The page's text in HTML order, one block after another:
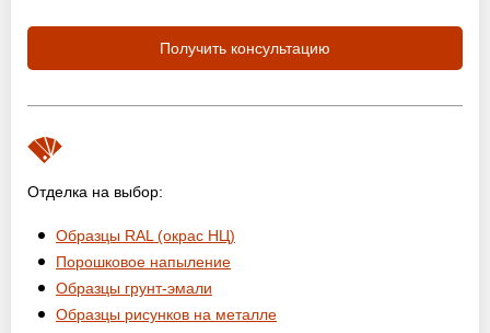
Получить консультацию
Отделка на выбор:
Образцы RAL (окрас НЦ)
Порошковое напыление
Образцы грунт-эмали
Образцы рисунков на металле